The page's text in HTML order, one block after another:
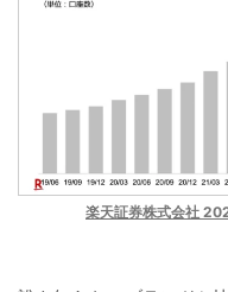
楽天証券株式会社